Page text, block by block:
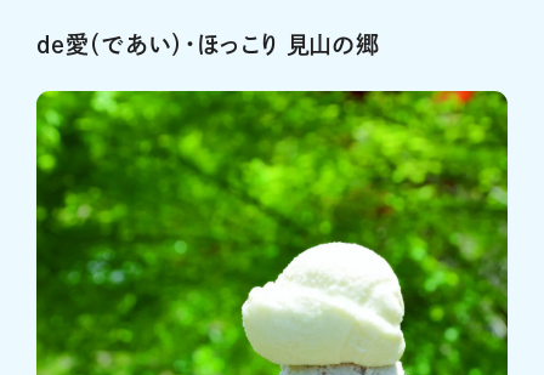
de愛（であい）・ほっこり 見山の郷